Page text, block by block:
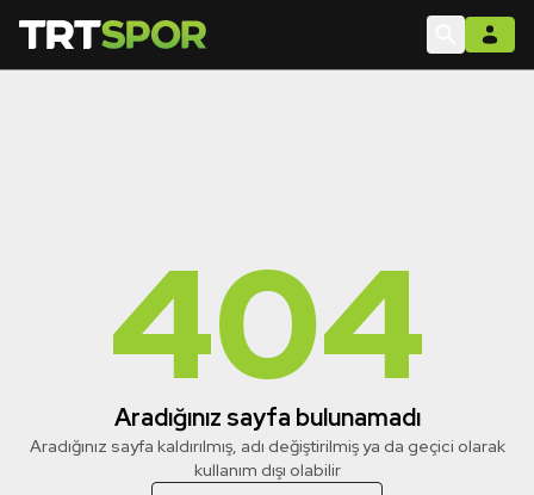
404
Aradığınız sayfa bulunamadı
Aradığınız sayfa kaldırılmış, adı değiştirilmiş ya da geçici olarak
kullanım dışı olabilir